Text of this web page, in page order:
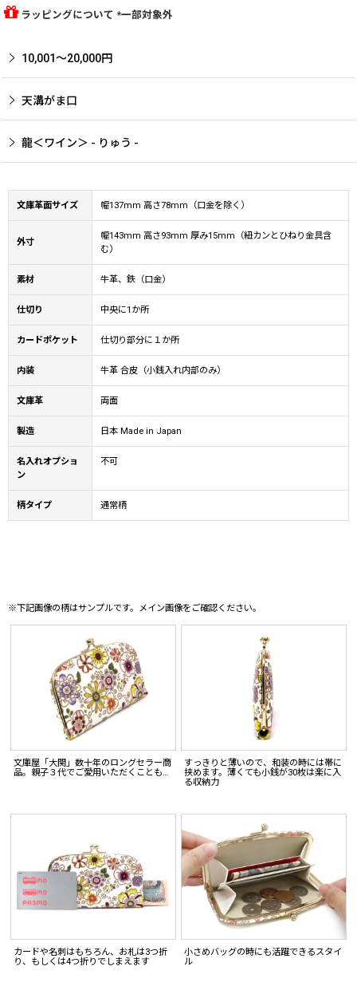
ラッピングについて *一部対象外
10,001〜20,000円
天溝がま口
龍＜ワイン＞ - りゅう -
文庫革面サイズ 幅137mm 高さ78mm（口金を除く）
外寸
幅143mm 高さ93mm 厚み15mm（紐カンとひねり金具含
む）
素材 牛革、鉄（口金）
仕切り 中央に1か所
カードポケット 仕切り部分に１か所
内装 牛革 合皮（小銭入れ内部のみ）
文庫革 両面
製造 日本 Made in Japan
名入れオプショ
ン
不可
柄タイプ 通常柄
※下記画像の柄はサンプルです。メイン画像をご確認ください。
文庫屋「大関」数十年のロングセラー商
品。親子３代でご愛用いただくことも…
すっきりと薄いので、和装の時には帯に
挟めます。薄くても小銭が30枚は楽に入
る収納力
カードや名刺はもちろん、お札は3つ折
り、もしくは4つ折りでしまえます
小さめバッグの時にも活躍できるスタイ
ル